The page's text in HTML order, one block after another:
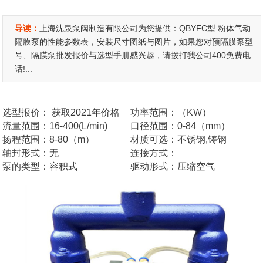
导读：
上海沈泉泵阀制造有限公司为您提供：QBYFC型 粉体气动
隔膜泵的性能参数表，安装尺寸图纸与图片，如果您对预隔膜泵型
号、隔膜泵批发报价与选型手册感兴趣，请拨打我公司400免费电
话!...
选型报价：
获取2021年价格
流量范围：16-400(L/min)
扬程范围：8-80（m）
轴封形式：无
泵的类型：容积式
功率范围：（KW）
口径范围：0-84（mm）
材质可选：不锈钢,铸钢
连接方式：
驱动形式：压缩空气